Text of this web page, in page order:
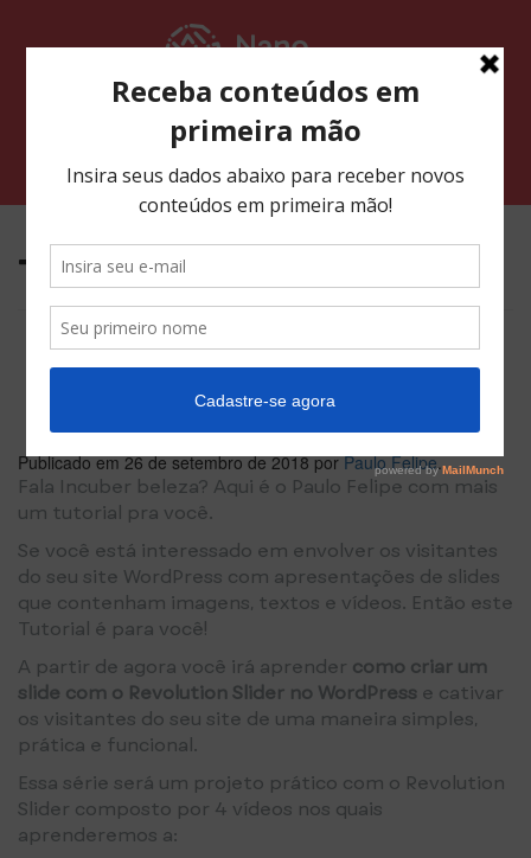
para
Tag:Revolution Slider
Como criar um slide
com o Revolution Slider
no WordPress
Publicado em26 de setembro de 2018 porPaulo Felipe.
Fala Incuber beleza? Aqui é o Paulo Felipe com mais
um tutorial pra você.
Se você está interessado em envolver os visitantes
do seu site WordPress com apresentações de slides
que contenham imagens, textos e vídeos. Então este
Tutorial é para você!
A partir de agora você irá aprender como criar um
slide com o Revolution Slider no WordPress e cativar
os visitantes do seu site de uma maneira simples,
prática e funcional.
Essa série será um projeto prático com o Revolution
Slider composto por 4 vídeos nos quais
aprenderemos a: